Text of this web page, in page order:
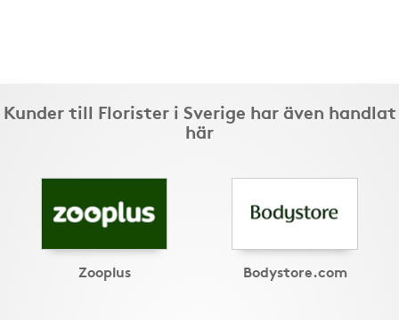
Kunder till Florister i Sverige har även handlat
här
Zooplus Bodystore.com